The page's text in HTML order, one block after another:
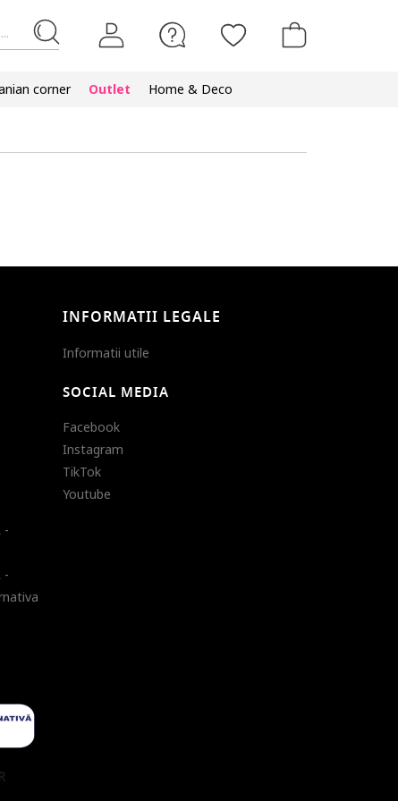
corner Outlet Home & Deco
-
-
INFORMATII LEGALE
Informatii utile
SOCIAL MEDIA
Facebook
Instagram
TikTok
Youtube